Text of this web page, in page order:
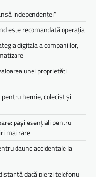
independenței”
este recomandată operația
digitala a companiilor,
unei proprietăți
hernie, colecist și
pași esențiali pentru
mai rare
daune accidentale la
dacă pierzi telefonul